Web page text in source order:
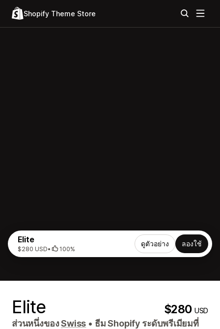
Shopify Theme Store
Elite
$280 USD• 100%
ดูตัวอย่าง ลองใช้
Elite $280USD
ส่วนหนึ่งของSwiss • ธีม Shopify ระดับพรีเมียมที่